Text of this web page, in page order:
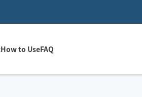
How to UseFAQ